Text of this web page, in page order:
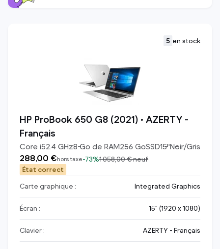
5 en stock
HP ProBook 650 G8 (2021) • AZERTY -
Français
Core i52.4 GHz8Go de RAM256 GoSSD15"Noir/Gris
288,00 €hors taxe-73%1 058,00 €neuf
État correct
Carte graphique :
Integrated Graphics
Écran : 15" (1920 x 1080)
Clavier : AZERTY - Français